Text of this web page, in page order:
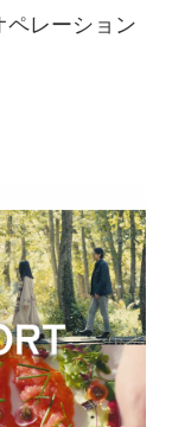
ペレーション